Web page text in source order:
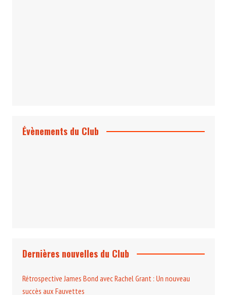
Évènements du Club
Dernières nouvelles du Club
Rétrospective James Bond avec Rachel Grant : Un nouveau
succès aux Fauvettes